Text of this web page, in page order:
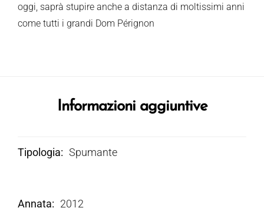
oggi, saprà stupire anche a distanza di moltissimi anni
come tutti i grandi Dom Pérignon
Informazioni aggiuntive
Tipologia Spumante
Annata 2012